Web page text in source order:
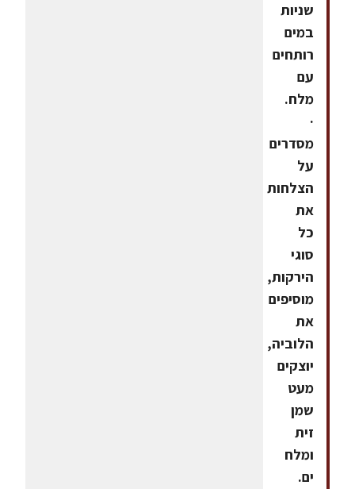
שניות
במים
רותחים
עם
מלח.
·
מסדרים
על
הצלחות
את
כל
סוגי
הירקות,
מוסיפים
את
הלוביה,
יוצקים
מעט
שמן
זית
ומלח
ים.